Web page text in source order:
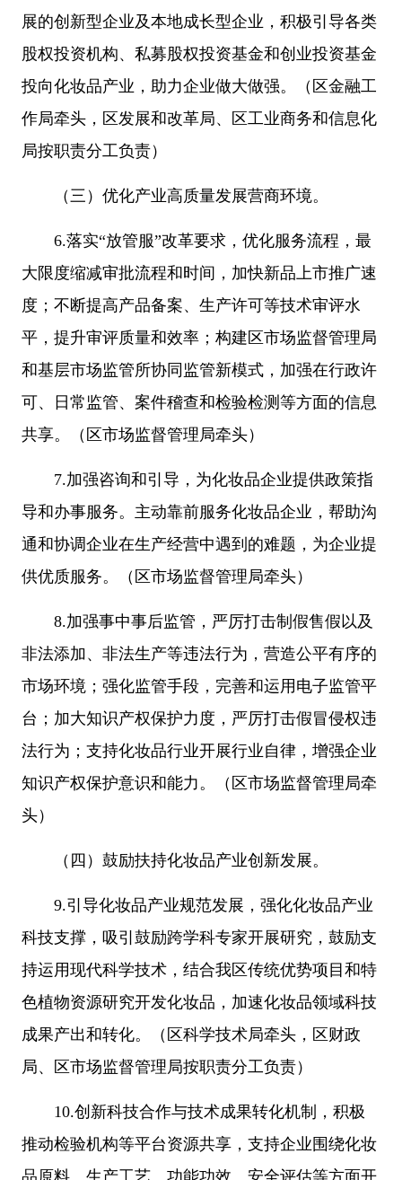
展的创新型企业及本地成长型企业，积极引导各类
股权投资机构、私募股权投资基金和创业投资基金
投向化妆品产业，助力企业做大做强。（区金融工
作局牵头，区发展和改革局、区工业商务和信息化
局按职责分工负责）
（三）优化产业高质量发展营商环境。
6.落实“放管服”改革要求，优化服务流程，最
大限度缩减审批流程和时间，加快新品上市推广速
度；不断提高产品备案、生产许可等技术审评水
平，提升审评质量和效率；构建区市场监督管理局
和基层市场监管所协同监管新模式，加强在行政许
可、日常监管、案件稽查和检验检测等方面的信息
共享。（区市场监督管理局牵头）
7.加强咨询和引导，为化妆品企业提供政策指
导和办事服务。主动靠前服务化妆品企业，帮助沟
通和协调企业在生产经营中遇到的难题，为企业提
供优质服务。（区市场监督管理局牵头）
8.加强事中事后监管，严厉打击制假售假以及
非法添加、非法生产等违法行为，营造公平有序的
市场环境；强化监管手段，完善和运用电子监管平
台；加大知识产权保护力度，严厉打击假冒侵权违
法行为；支持化妆品行业开展行业自律，增强企业
知识产权保护意识和能力。（区市场监督管理局牵
头）
（四）鼓励扶持化妆品产业创新发展。
9.引导化妆品产业规范发展，强化化妆品产业
科技支撑，吸引鼓励跨学科专家开展研究，鼓励支
持运用现代科学技术，结合我区传统优势项目和特
色植物资源研究开发化妆品，加速化妆品领域科技
成果产出和转化。（区科学技术局牵头，区财政
局、区市场监督管理局按职责分工负责）
10.创新科技合作与技术成果转化机制，积极
推动检验机构等平台资源共享，支持企业围绕化妆